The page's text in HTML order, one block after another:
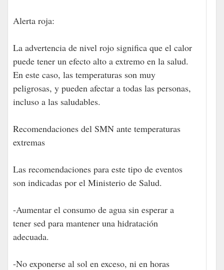
Alerta roja:
La advertencia de nivel rojo significa que el calor
puede tener un efecto alto a extremo en la salud.
En este caso, las temperaturas son muy
peligrosas, y pueden afectar a todas las personas,
incluso a las saludables.
Recomendaciones del SMN ante temperaturas
extremas
Las recomendaciones para este tipo de eventos
son indicadas por el Ministerio de Salud.
-Aumentar el consumo de agua sin esperar a
tener sed para mantener una hidratación
adecuada.
-No exponerse al sol en exceso, ni en horas